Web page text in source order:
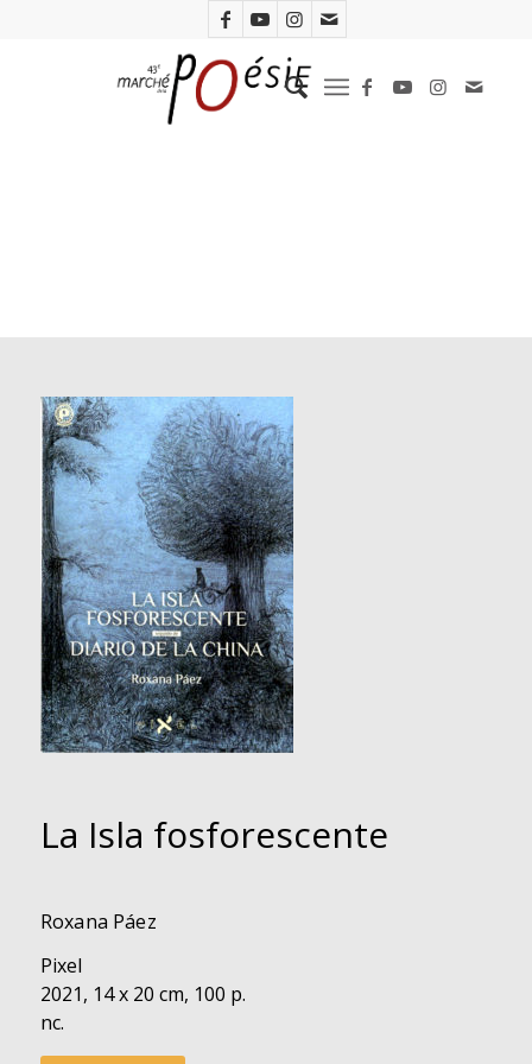
La Isla fosforescente
Roxana Páez
Pixel
2021, 14 x 20 cm, 100 p.
nc.